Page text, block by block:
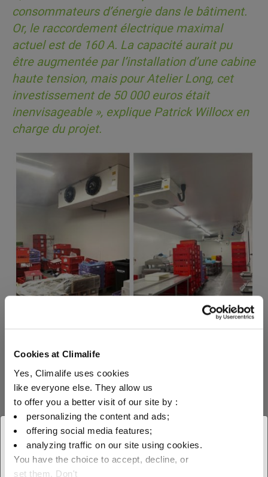
Cookies at Climalife
Yes, Climalife uses cookies
like everyone else. They allow us
to offer you a better visit of our site by :
personalizing the content and ads;
offering social media features;
analyzing traffic on our site using cookies.
You have the choice to accept, decline, or
set them. Don't
× Fermer
Sélectionnez votre zone
consommateurs d’énergie dans le bâtiment.
Or, le raccordement électrique maximal
actuel est de 160 A. La capacité aurait pu
être augmentée par l’installation d’une cabine
haute tension, mais pour Atelier Long, cet
investissement de 50 000 euros était
inenvisageable », explique Patrick Willocx en
charge du projet.
Vanpraet s’oriente alors vers des fluides
frigorigènes A2L à ultra bas GWP. Les
groupes de condensation utilisant des fluides
A2L sont plus performants sur le plan
énergétique et consomment moins
d’électricité. En collaboration avec HEYTEC,